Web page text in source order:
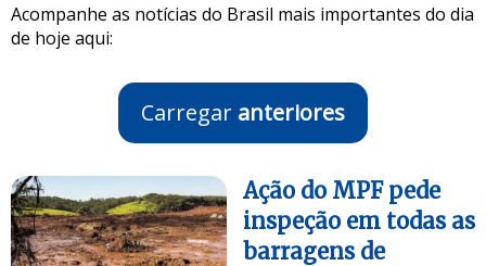
Acompanhe as notícias do Brasil mais importantes do dia
de hoje aqui:
Carregar anteriores
Ação do MPF pede
inspeção em todas as
barragens de